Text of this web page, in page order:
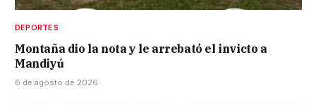
DEPORTES
Montaña dio la nota y le arrebató el invicto a
Mandiyú
6 de agosto de 2026